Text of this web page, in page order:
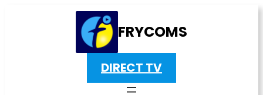
FRYCOMS
DIRECT TV